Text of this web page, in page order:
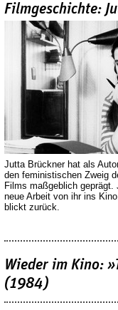
Filmgeschichte:
Jutta Brückner hat als
den feministischen Zweig
Films maßgeblich
neue Arbeit von ihr ins
blickt zurück.
Wieder im Kino:
(1984)